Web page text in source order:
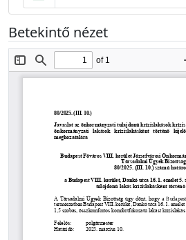
Betekintő nézet